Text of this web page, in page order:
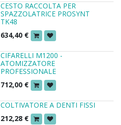
CESTO RACCOLTA PER
SPAZZOLATRICE PROSYNT
TK48
634,40 €
CIFARELLI M1200 -
ATOMIZZATORE
PROFESSIONALE
712,00 €
COLTIVATORE A DENTI FISSI
212,28 €